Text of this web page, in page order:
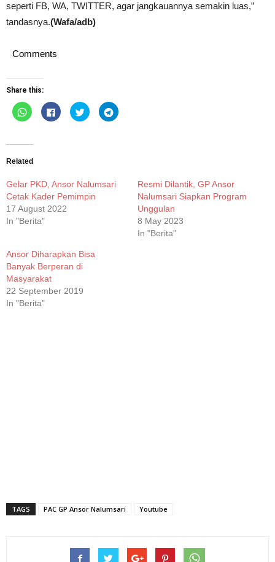
seperti FB, WA, TWITTER, agar jangkauannya semakin luas,”
tandasnya.(Wafa/adb)
Comments
Share this:
Click
to
share
(Opens
new
Click
to
share
Click
to
share
Click
to
Related
Gelar PKD, Ansor Nalumsari
Cetak Kader Pemimpin
17 August 2022
In "Berita"
Resmi Dilantik, GP Ansor
Nalumsari Siapkan Program
Unggulan
8 May 2023
In "Berita"
Ansor Diharapkan Bisa
Banyak Berperan di
Masyarakat
22 September 2019
In "Berita"
TAGS PAC GP Ansor Nalumsari Youtube